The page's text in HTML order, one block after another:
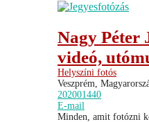
Nagy Péter
videó,
Helyszíni fotós
Veszprém,
202001440
E-mail
Minden, amit fotózni